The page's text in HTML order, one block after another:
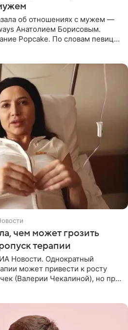
об отношениях с мужем —
Анатолием Борисовым.
Popcake. По словам певицы,
чем может грозить
терапии
Новости. Однократный
может привести к росту
(Валерии Чекалиной), но при